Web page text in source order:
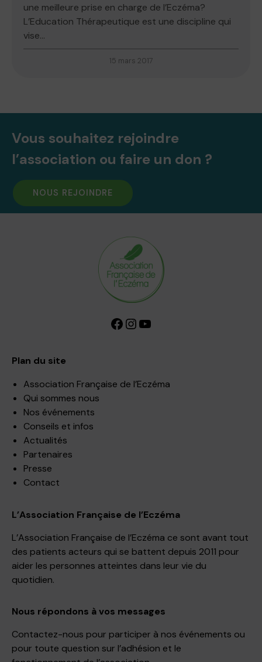
une meilleure prise en charge de l’Eczéma?
L’Education Thérapeutique est une discipline qui
vise...
15 mars 2017
Vous souhaitez rejoindre
l’association ou faire un don ?
NOUS REJOINDRE
Facebook InstagramYouTube
Plan du site
Association Française de l’Eczéma
Qui sommes nous
Nos événements
Conseils et infos
Actualités
Partenaires
Presse
Contact
L’Association Française de l’Eczéma
L’Association Française de l’Eczéma ce sont avant tout
des patients acteurs qui se battent depuis 2011 pour
aider les personnes atteintes dans leur vie du
quotidien.
Nous répondons à vos messages
Contactez-nous pour participer à nos événements ou
pour toute question sur l’adhésion et le